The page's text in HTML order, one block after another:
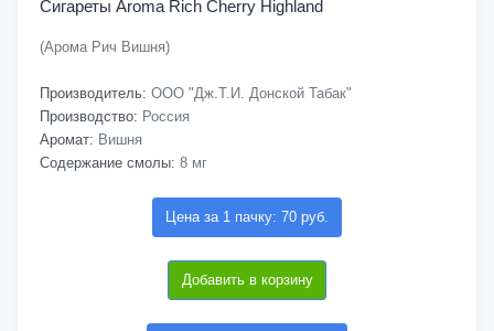
Сигареты Aroma Rich Cherry Highland
(Арома Рич Вишня)
Производитель: ООО "Дж.Т.И. Донской Табак"
Производство: Россия
Аромат: Вишня
Содержание смолы: 8 мг
Цена за 1 пачку: 70 руб.
Добавить в корзину